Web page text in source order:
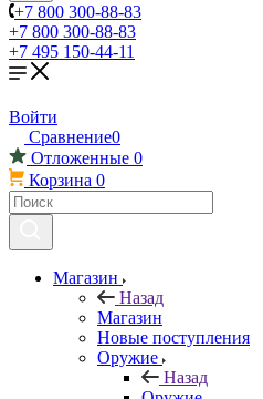
+7 800 300-88-83
+7 800 300-88-83
+7 495 150-44-11
Войти
Сравнение0
Отложенные 0
Корзина 0
Магазин
Назад
Магазин
Новые поступления
Оружие
Назад